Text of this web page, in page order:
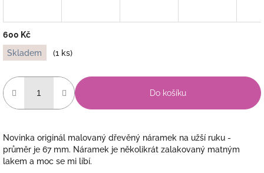
600 Kč
Měrná
cena:
Skladem (1 ks)
Do košíku
Novinka originál malovaný dřevěný náramek na užší ruku -
průměr je 67 mm. Náramek je několikrát zalakovaný matným
lakem a moc se mi líbí.